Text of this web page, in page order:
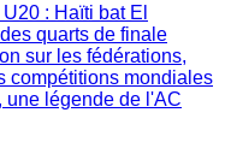
: Haïti bat El
quarts de finale
sur les fédérations,
compétitions mondiales
une légende de l'AC